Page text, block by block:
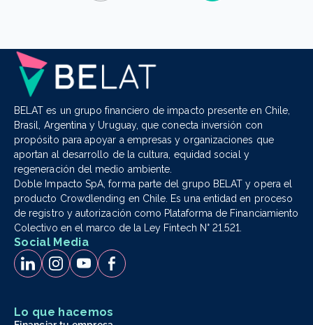
BELAT es un grupo financiero de impacto presente en Chile,
Brasil, Argentina y Uruguay, que conecta inversión con
propósito para apoyar a empresas y organizaciones que
aportan al desarrollo de la cultura, equidad social y
regeneración del medio ambiente.
Doble Impacto SpA, forma parte del grupo BELAT y opera el
producto Crowdlending en Chile. Es una entidad en proceso
de registro y autorización como Plataforma de Financiamiento
Colectivo en el marco de la Ley Fintech N° 21.521.
Social Media
Lo que hacemos